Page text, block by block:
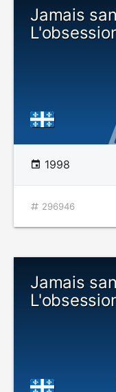
Jamais
1998
296946
Jamais